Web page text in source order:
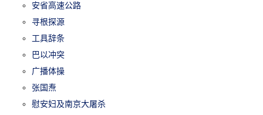
安省高速公路
寻根探源
工具辞条
巴以冲突
广播体操
张国焘
慰安妇及南京大屠杀